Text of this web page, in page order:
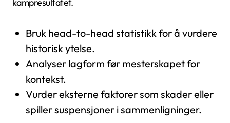
Bruk head-to-head statistikk for å vurdere
historisk ytelse.
Analyser lagform før mesterskapet for
kontekst.
Vurder eksterne faktorer som skader eller
spiller suspensjoner i sammenligninger.